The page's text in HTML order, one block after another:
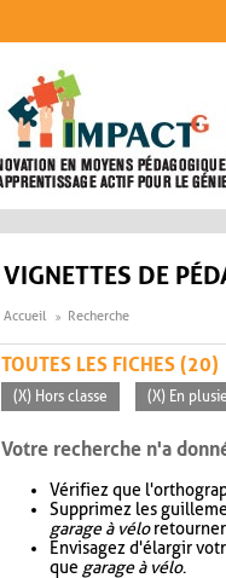
VIGNETTES DE
Accueil Recherche
TOUTES LES FICHES (20)
(X) Hors classe (X) En
Votre recherche n'a
Vérifiez que
Supprimez les
garage à vélo
Envisagez d'élargir
que garage à vélo.